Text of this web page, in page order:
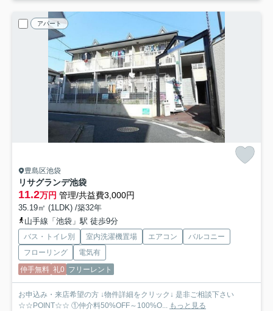
アパート
豊島区池袋
リサグランデ池袋
11.2万円 管理/共益費3,000円
35.19㎡ (1LDK) /築32年
山手線「池袋」駅 徒歩9分
バス・トイレ別 室内洗濯機置場 エアコン
バルコニー
フローリング
電気有
仲手無料 礼0 フリーレント
お申込み・来店希望の方 ↓物件詳細をクリック↓ 是非ご相談下さい
☆☆POINT☆☆ ①仲介料50%OFF～100%O... もっと見る